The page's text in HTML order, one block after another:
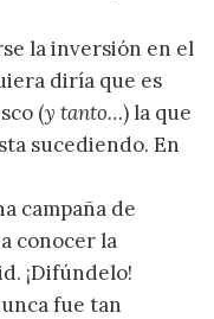
la inversión en el
diría que es
(y tanto…) la que
sucediendo. En
campaña de
conocer la
¡Difúndelo!
fue tan